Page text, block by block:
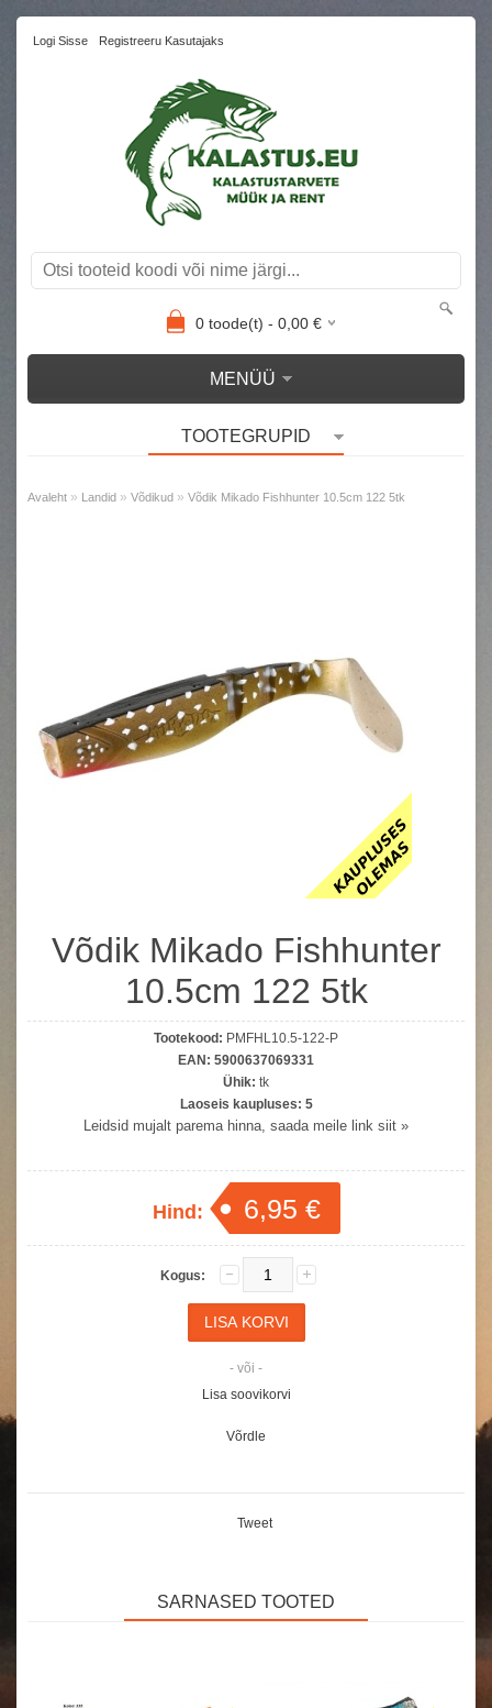
Logi Sisse Registreeru Kasutajaks
0toode(t) - 0,00€
MENÜÜ
TOOTEGRUPID
Avaleht » Landid » Võdikud » Võdik Mikado Fishhunter 10.5cm 122 5tk
Võdik Mikado Fishhunter
10.5cm 122 5tk
Tootekood: PMFHL10.5-122-P
EAN: 5900637069331
Ühik: tk
Laoseis kaupluses: 5
Leidsid mujalt parema hinna, saada meile link siit »
Hind: 6,95 €
Kogus:
- või -
Lisa soovikorvi
Võrdle
Tweet
SARNASED TOOTED